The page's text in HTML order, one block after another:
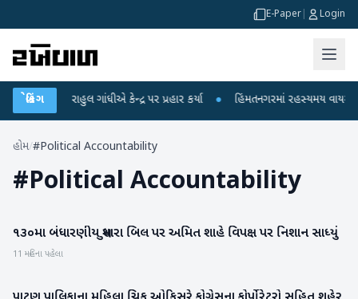
E-Paper Login
બ્રેકિંગ
પર રાહુલ ગાંધીએ કેન્દ્ર પર પ્રહાર કર્યા ● હિંમતનગરમાં રહસ્યમય વાયરસ કે
હોમ/#Political Accountability
#Political Accountability
રાજકારણ
૧૩૦મા બંધારણીય સુધારા બિલ પર અમિત શાહે વિપક્ષ પર નિશાન સાધ્યું
11 મહિના પહેલા
પાટણ